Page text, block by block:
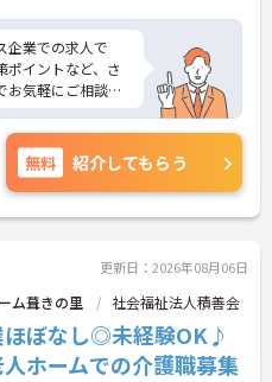
企業での求人で
ポイントなど、さ
お気軽にご相談く
無料 紹介してもらう
更新日：2026年08月06日
ム葺きの里 社会福祉法人積善会
ほぼなし◎未経験OK♪
ホームでの介護職募集